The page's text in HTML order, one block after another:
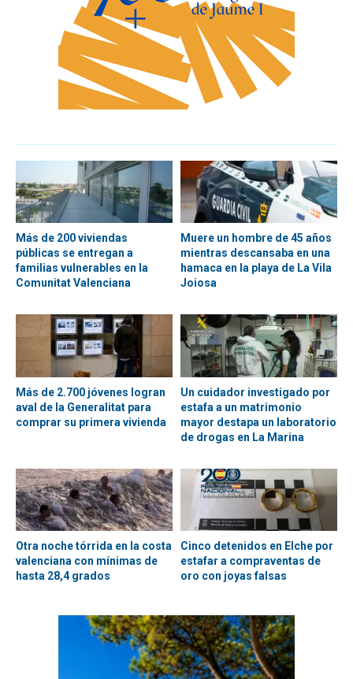
Más de 200 viviendas
públicas se entregan a
familias vulnerables en la
Comunitat Valenciana
Muere un hombre de 45 años
mientras descansaba en una
hamaca en la playa de La Vila
Joiosa
Más de 2.700 jóvenes logran
aval de la Generalitat para
comprar su primera vivienda
Un cuidador investigado por
estafa a un matrimonio
mayor destapa un laboratorio
de drogas en La Marina
Otra noche tórrida en la costa
valenciana con mínimas de
hasta 28,4 grados
Cinco detenidos en Elche por
estafar a compraventas de
oro con joyas falsas